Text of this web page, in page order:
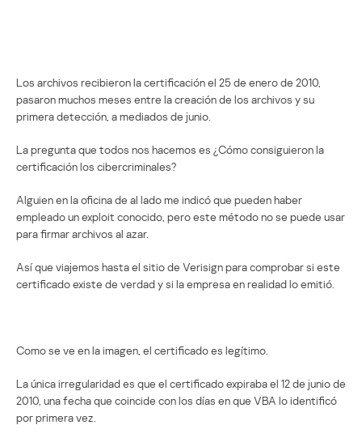
Los archivos recibieron la certificación el 25 de enero de 2010,
pasaron muchos meses entre la creación de los archivos y su
primera detección, a mediados de junio.
La pregunta que todos nos hacemos es ¿Cómo consiguieron la
certificación los cibercriminales?
Alguien en la oficina de al lado me indicó que pueden haber
empleado un exploit conocido, pero este método no se puede usar
para firmar archivos al azar.
Así que viajemos hasta el sitio de Verisign para comprobar si este
certificado existe de verdad y si la empresa en realidad lo emitió.
Como se ve en la imagen, el certificado es legítimo.
La única irregularidad es que el certificado expiraba el 12 de junio de
2010, una fecha que coincide con los días en que VBA lo identificó
por primera vez.